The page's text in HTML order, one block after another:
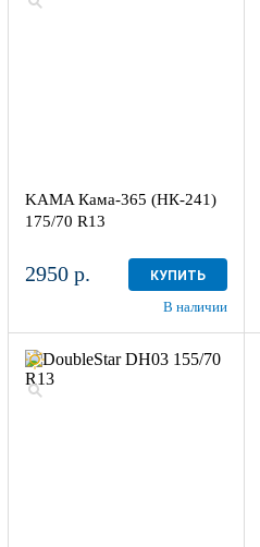
KAMA Кама-365 (НК-241)
175/70 R13
2950 р. КУПИТЬ
В наличии